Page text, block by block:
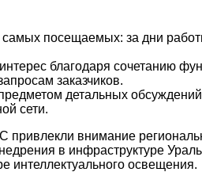
посещаемых: за дни
благодаря сочетанию
заказчиков.
детальных
сети.
внимание
в инфраструктуре
интеллектуального освещения.